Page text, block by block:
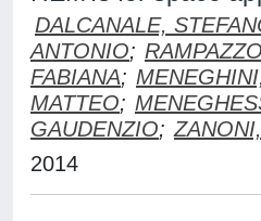
DALCANALE,
ANTONIO;
FABIANA;
MATTEO;
GAUDENZIO;
2014